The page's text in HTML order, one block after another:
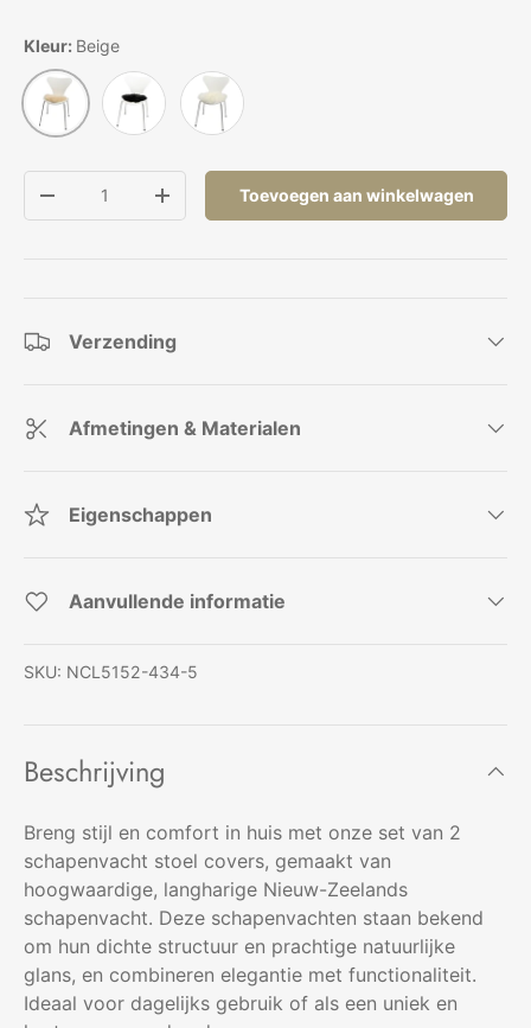
Kleur: Beige
Beige Zwart Ivoor
Verlaag de hoeveelheidVerhoog de hoeveelheid
Toevoegen aan winkelwagen
Verzending
Afmetingen & Materialen
Eigenschappen
Aanvullende informatie
SKU: NCL5152-434-5
Beschrijving
Breng stijl en comfort in huis met onze set van 2
schapenvacht stoel covers, gemaakt van
hoogwaardige, langharige Nieuw-Zeelands
schapenvacht. Deze schapenvachten staan bekend
om hun dichte structuur en prachtige natuurlijke
glans, en combineren elegantie met functionaliteit.
Ideaal voor dagelijks gebruik of als een uniek en